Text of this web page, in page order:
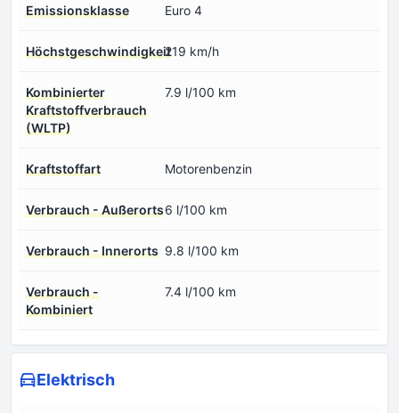
Emissionsklasse Euro 4
Höchstgeschwindigkeit219 km/h
Kombinierter
Kraftstoffverbrauch
(WLTP)
7.9 l/100 km
Kraftstoffart Motorenbenzin
Verbrauch - Außerorts6 l/100 km
Verbrauch - Innerorts 9.8 l/100 km
Verbrauch -
Kombiniert
7.4 l/100 km
Elektrisch